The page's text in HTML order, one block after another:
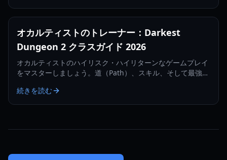
オカルティストのトレーナー：Darkest
Dungeon 2 クラスガイド 2026
オカルティストのハイリスク・ハイリターンなゲームプレイ
をマスターしましょう。道（Path）、スキル、そして最強ビ
ムを学びます。
続きを読む